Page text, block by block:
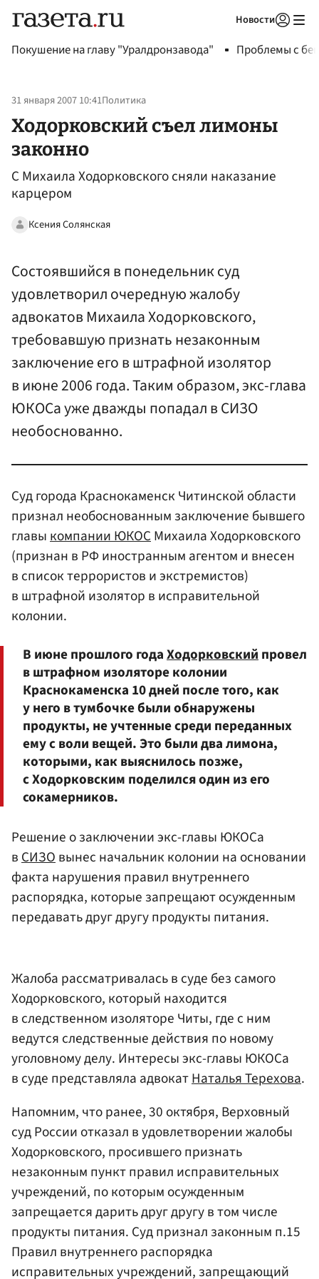
Новости
Покушение на главу "Уралдронзавода" Проблемы с
31 января 2007 10:41Политика
Ходорковский съел лимоны
законно
С Михаила Ходорковского сняли наказание
карцером
Ксения Солянская
Состоявшийся в понедельник суд
удовлетворил очередную жалобу
адвокатов Михаила Ходорковского,
требовавшую признать незаконным
заключение его в штрафной изолятор
в июне 2006 года. Таким образом, экс-глава
ЮКОСа уже дважды попадал в СИЗО
необоснованно.
Суд города Краснокаменск Читинской области
признал необоснованным заключение бывшего
главы компании ЮКОСМихаила Ходорковского
(признан в РФ иностранным агентом и внесен
в список террористов и экстремистов)
в штрафной изолятор в исправительной
колонии.
В июне прошлого годаХодорковскийпровел
в штрафном изоляторе колонии
Краснокаменска 10 дней после того, как
у него в тумбочке были обнаружены
продукты, не учтенные среди переданных
ему с воли вещей. Это были два лимона,
которыми, как выяснилось позже,
с Ходорковским поделился один из его
сокамерников.
Решение о заключении экс-главы ЮКОСа
вСИЗОвынес начальник колонии на основании
факта нарушения правил внутреннего
распорядка, которые запрещают осужденным
передавать друг другу продукты питания.
Жалоба рассматривалась в суде без самого
Ходорковского, который находится
в следственном изоляторе Читы, где с ним
ведутся следственные действия по новому
уголовному делу. Интересы экс-главы ЮКОСа
в суде представляла адвокатНаталья Терехова.
Напомним, что ранее, 30 октября, Верховный
суд России отказал в удовлетворении жалобы
Ходорковского, просившего признать
незаконным пункт правил исправительных
учреждений, по которым осужденным
запрещается дарить друг другу в том числе
продукты питания. Суд признал законным п.15
Правил внутреннего распорядка
исправительных учреждений, запрещающий